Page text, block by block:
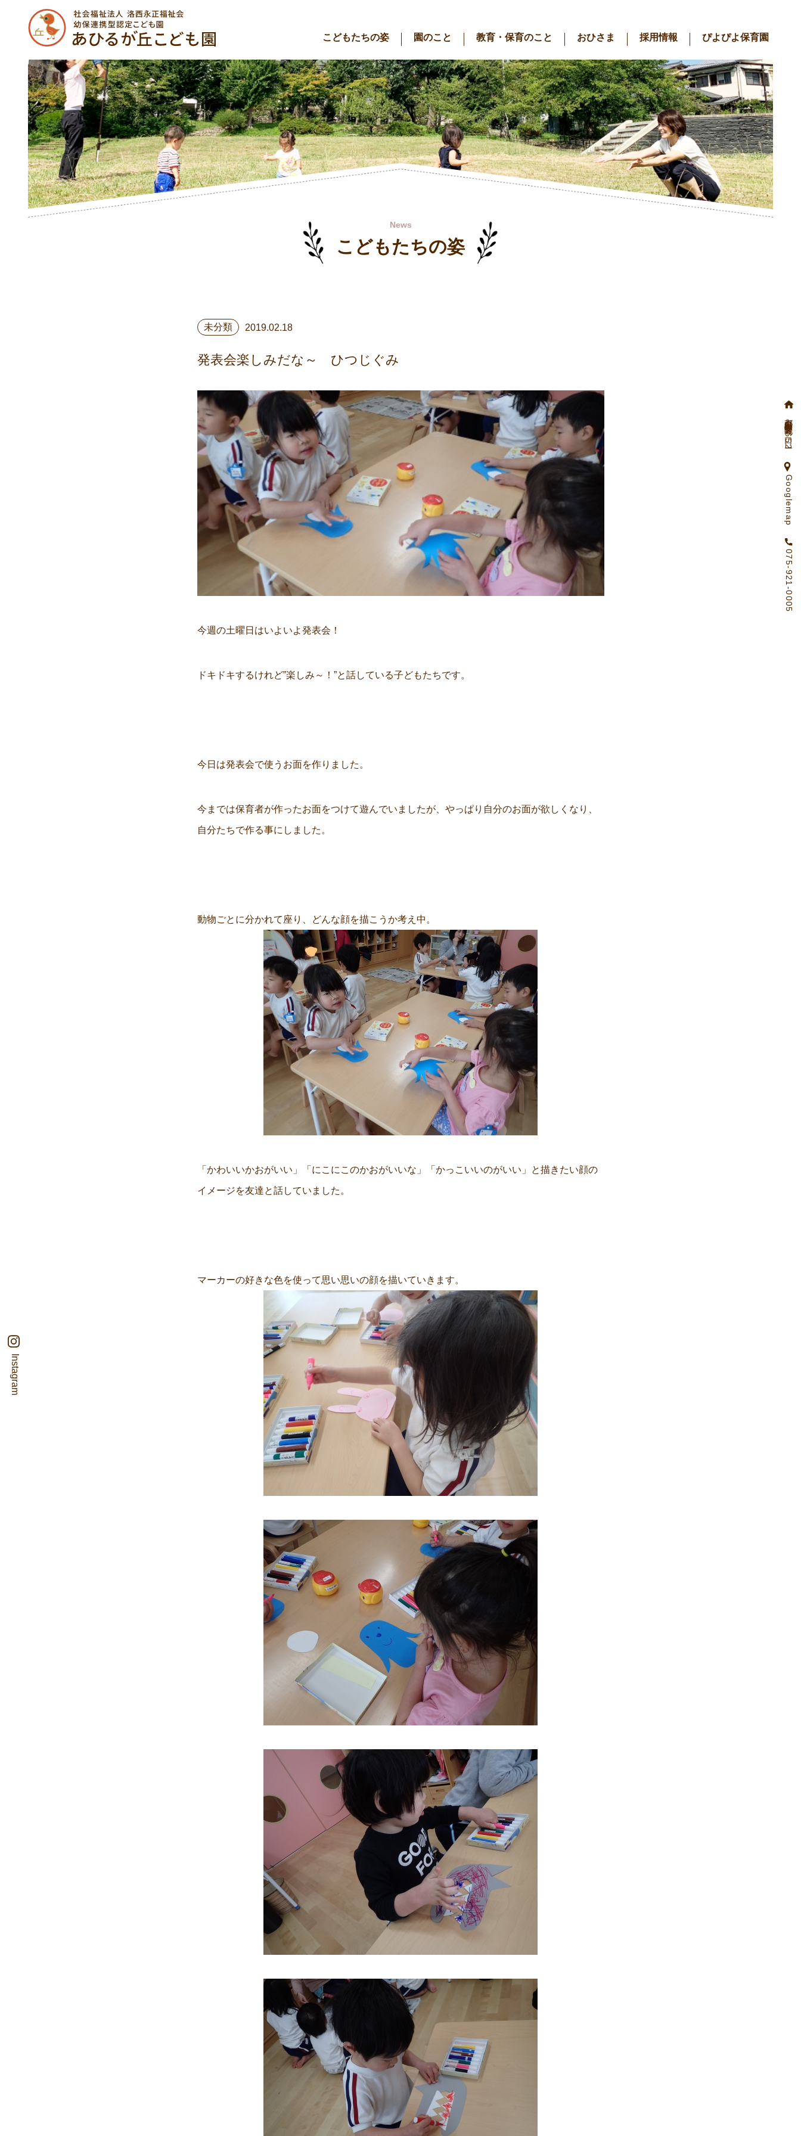
Instagram
こどもたちの姿 園のこと 教育・保育のこと おひさま 採用情報 ぴよぴよ保育園
京都府向日市物集女町北ノ口65ー2
Googlemap
075-921-0005
News
こどもたちの姿
未分類 2019.02.18
発表会楽しみだな～ ひつじぐみ
今週の土曜日はいよいよ発表会！
ドキドキするけれど”楽しみ～！”と話している子どもたちです。
今日は発表会で使うお面を作りました。
今までは保育者が作ったお面をつけて遊んでいましたが、やっぱり自分のお面が欲しくなり、
自分たちで作る事にしました。
動物ごとに分かれて座り、どんな顔を描こうか考え中。
「かわいいかおがいい」「にこにこのかおがいいな」「かっこいいのがいい」と描きたい顔の
イメージを友達と話していました。
マーカーの好きな色を使って思い思いの顔を描いていきます。